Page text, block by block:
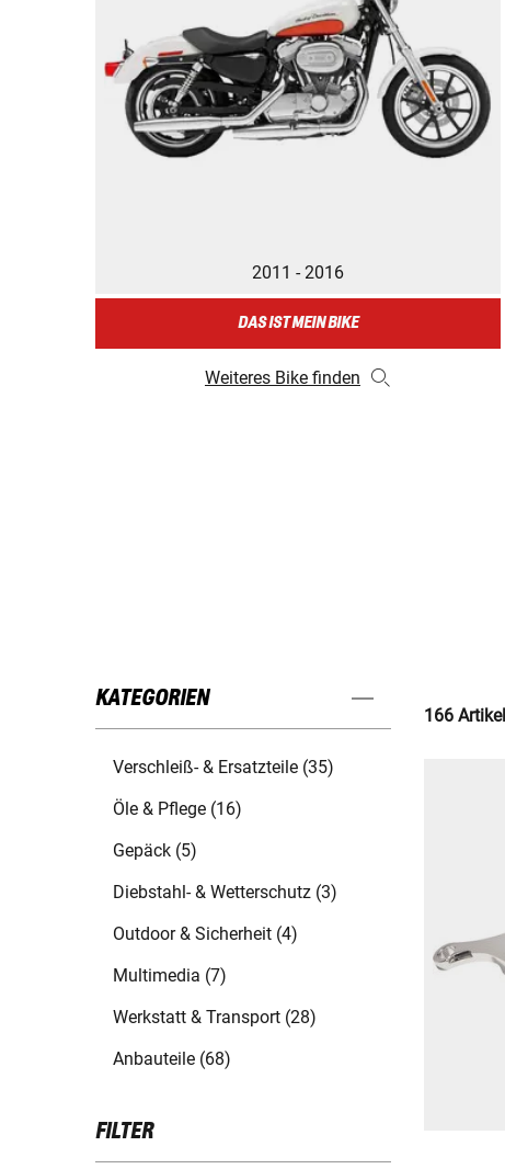
2011 - 2016
DAS IST MEIN BIKE
Weiteres Bike finden
KATEGORIEN
Verschleiß- & Ersatzteile (35)
Öle & Pflege (16)
Gepäck (5)
Diebstahl- & Wetterschutz (3)
Outdoor & Sicherheit (4)
Multimedia (7)
Werkstatt & Transport (28)
Anbauteile (68)
FILTER
166